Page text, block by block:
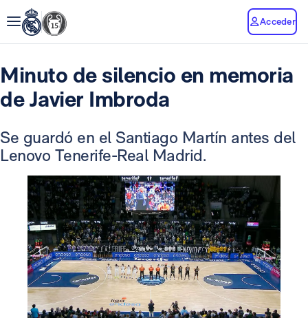
Acceder
Minuto de silencio en memoria
de Javier Imbroda
Se guardó en el Santiago Martín antes del
Lenovo Tenerife-Real Madrid.